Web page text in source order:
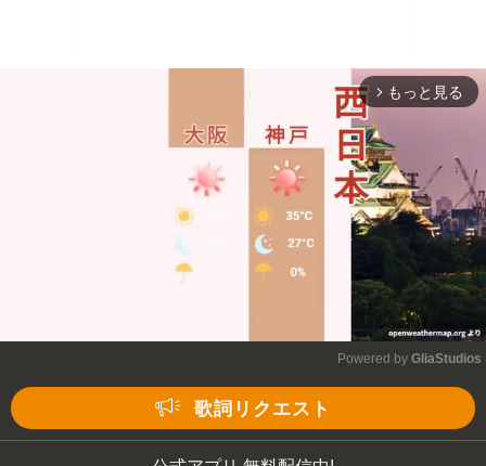
arrow_forward_ios もっと見る
Powered by GliaStudios
歌詞リクエスト